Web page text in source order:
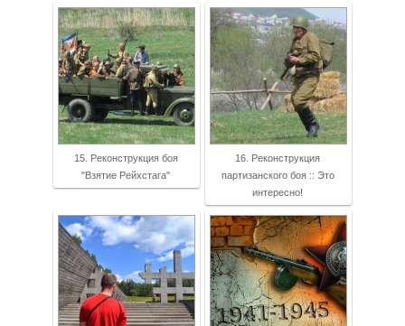
15. Реконструкция боя
"Взятие Рейхстага"
16. Реконструкция
партизанского боя :: Это
интересно!